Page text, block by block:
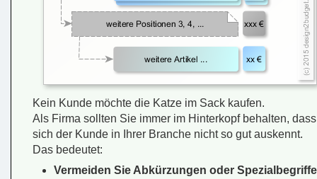
Kein Kunde möchte die Katze im Sack kaufen.
Als Firma sollten Sie immer im Hinterkopf behalten, dass
sich der Kunde in Ihrer Branche nicht so gut auskennt.
Das bedeutet:
Vermeiden Sie Abkürzungen oder Spezialbegriffe